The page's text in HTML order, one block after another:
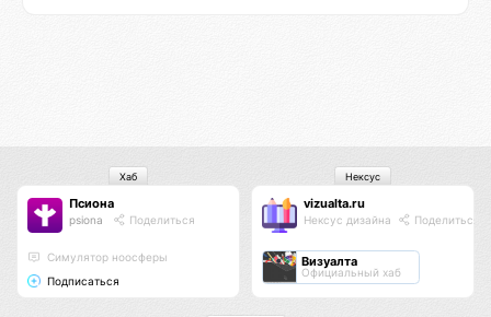
Псиона
psiona Поделиться
Cимулятор ноосферы
Подписаться
Хаб
vizualta.ru
Нексус дизайна Поделиться
Визуалта
Официальный хаб
Нексус